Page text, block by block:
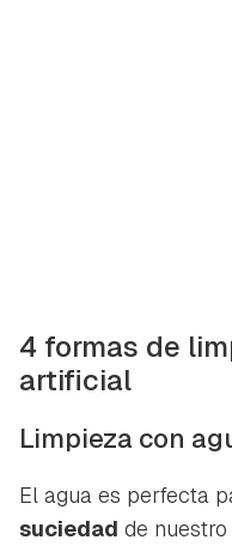
4 formas de
artificial
Limpieza con
El agua es perfecta
suciedad de